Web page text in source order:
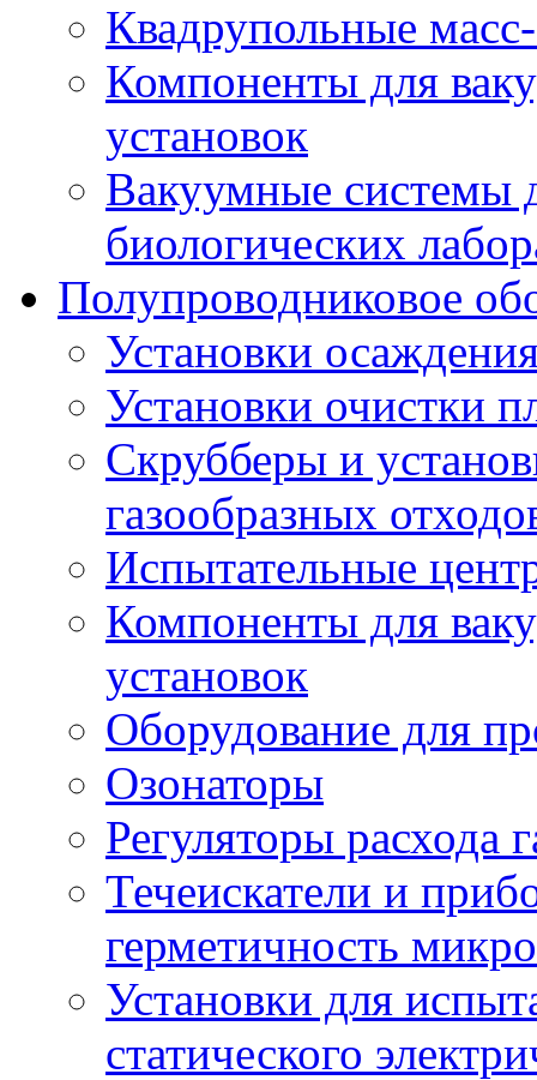
Квадрупольные
Компоненты для
установок
Вакуумные системы
биологических
Полупроводниковое
Установки
Установки очистки
Скрубберы и
газообразных
Испытательные
Компоненты для
установок
Оборудование для
Озонаторы
Регуляторы расхода
Течеискатели и
герметичность
Установки для
статического